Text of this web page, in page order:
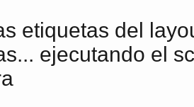
etiquetas del
ejecutando el